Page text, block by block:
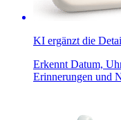
KI ergänzt die
Erkennt Datum,
Erinnerungen und